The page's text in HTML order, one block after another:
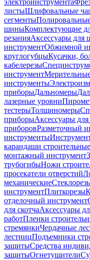
электроинструмента
листыШлифовальные
сегменты
шиныКомплектующие
резанияАксессуары для
инструментОбжимной
круглогубцыКусачки,
кабелерезы
инструмент
инструменты
приборыДальномеры
лазерные уровни
тестерыТолщиномеры
приборыАксессуары
приборовРазметочный
инструменты
карандаши строительные
монтажный инструмент
трубогибыНожи
просекатели отверстий
механические
инструментПлиткорезы
отделочный инструмент
для скотчаАксессуары
работПленки
стремянкиЧердачные
лестницПодъемники
защитыСредства
защитыОгнетушители